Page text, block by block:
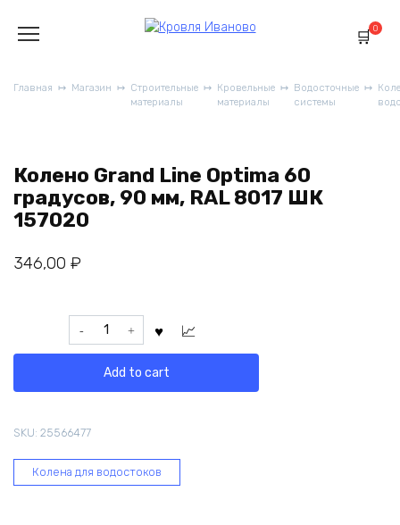
содержанию
0
Главная Магазин
Строительные
материалы
Кровельные
материалы
Водосточные
системы
Колено Grand Line Optima 60
градусов, 90 мм, RAL 8017 ШК
157020
346,00 ₽
Колено
Grand
Optima
90
RAL
Add to cart
SKU: 25566477
Колена для водостоков